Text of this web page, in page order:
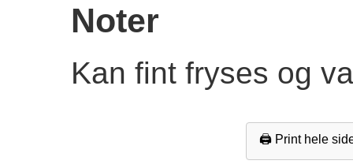
Noter
Kan fint fryses og
🖨️ Print hele